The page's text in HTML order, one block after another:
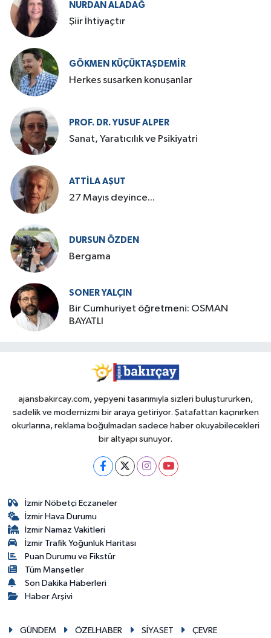
NURDAN ALADAĞ
Şiir İhtiyaçtır
GÖKMEN KÜÇÜKTAŞDEMIR
Herkes susarken konuşanlar
PROF. DR. YUSUF ALPER
Sanat, Yaratıcılık ve Psikiyatri
ATTILA AŞUT
27 Mayıs deyince...
DURSUN ÖZDEN
Bergama
SONER YALÇIN
Bir Cumhuriyet öğretmeni: OSMAN
BAYATLI
ajansbakircay.com, yepyeni tasarımıyla sizleri buluştururken,
sadelik ve modernizmi bir araya getiriyor. Şatafattan kaçınırken
okurlarına, reklama boğulmadan sadece haber okuyabilecekleri
bir altyapı sunuyor.
İzmir Nöbetçi Eczaneler
İzmir Hava Durumu
İzmir Namaz Vakitleri
İzmir Trafik Yoğunluk Haritası
Puan Durumu ve Fikstür
Tüm Manşetler
Son Dakika Haberleri
Haber Arşivi
GÜNDEM ÖZELHABER SİYASET ÇEVRE